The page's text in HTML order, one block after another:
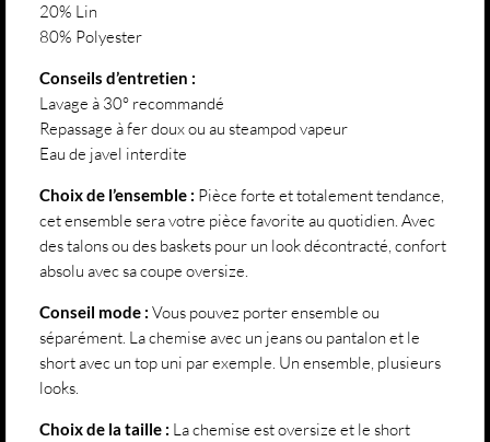
20% Lin
80% Polyester
Conseils d’entretien :
Lavage à 30° recommandé
Repassage à fer doux ou au steampod vapeur
Eau de javel interdite
Choix de l’ensemble : Pièce forte et totalement tendance,
cet ensemble sera votre pièce favorite au quotidien. Avec
des talons ou des baskets pour un look décontracté, confort
absolu avec sa coupe oversize.
Conseil mode : Vous pouvez porter ensemble ou
séparément. La chemise avec un jeans ou pantalon et le
short avec un top uni par exemple. Un ensemble, plusieurs
looks.
Choix de la taille : La chemise est oversize et le short